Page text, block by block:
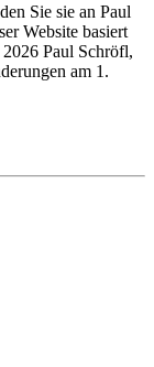
Sie sie an Paul
Website basiert
Paul Schröfl,
am 1.